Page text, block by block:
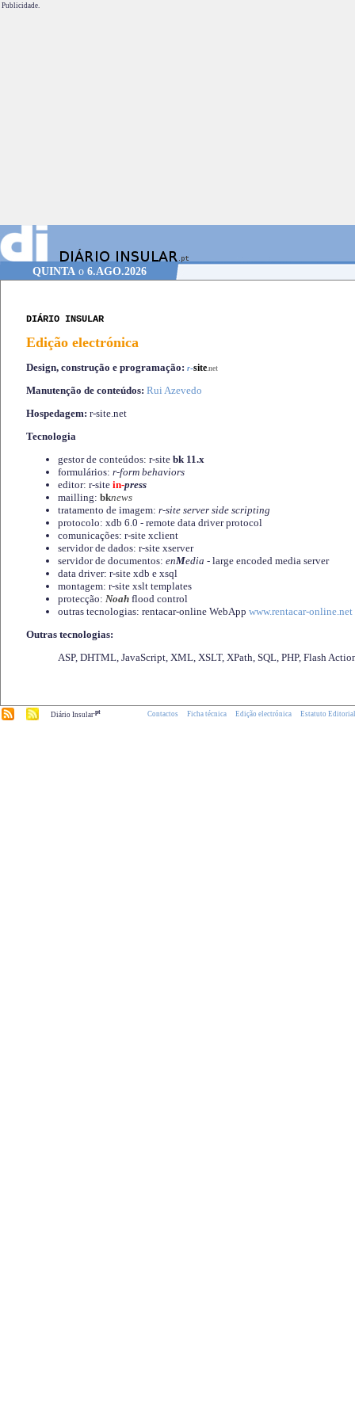
Publicidade.
QUINTAo 6.AGO.2026
DIÁRIO INSULAR
Edição electrónica
Design, construção e programação: r-site.net
Manutenção de conteúdos: Rui Azevedo
Hospedagem: r-site.net
Tecnologia
gestor de conteúdos: r-site bk 11.x
formulários: r-form behaviors
editor: r-site in-press
mailling: bknews
tratamento de imagem: r-site server side scripting
protocolo: xdb 6.0 - remote data driver protocol
comunicações: r-site xclient
servidor de dados: r-site xserver
servidor de documentos: enMedia - large encoded media server
data driver: r-site xdb e xsql
montagem: r-site xslt templates
protecção: Noah flood control
outras tecnologias: rentacar-online WebApp www.rentacar-online.net
Outras tecnologias:
ASP, DHTML, JavaScript, XML, XSLT, XPath, SQL, PHP, Flash
Diário Insular.pt Contactos Ficha técnica Edição electrónica Estatuto Editorial